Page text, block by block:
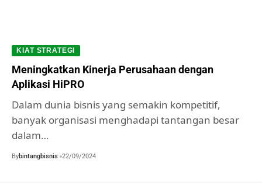
KIAT STRATEGI
Meningkatkan Kinerja Perusahaan dengan
Aplikasi HiPRO
Dalam dunia bisnis yang semakin kompetitif,
banyak organisasi menghadapi tantangan besar
dalam…
Bybintangbisnis 22/09/2024